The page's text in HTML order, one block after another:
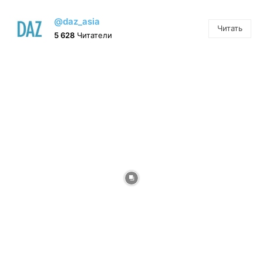
@daz_asia
5 628 Читатели
Читать